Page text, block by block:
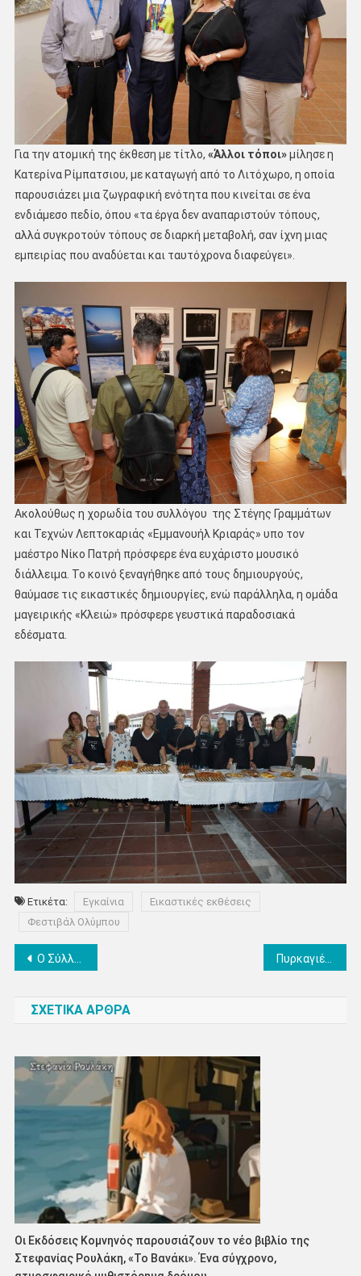
Για την ατομική της έκθεση με τίτλο, «Άλλοι τόποι»μίλησε η
Κατερίνα Ρίμπατσιου, με καταγωγή από το Λιτόχωρο, η οποία
παρουσιάzει μια ζωγραφική ενότητα που κινείται σε ένα
ενδιάμεσο πεδίο, όπου «τα έργα δεν αναπαριστούν τόπους,
αλλά συγκροτούν τόπους σε διαρκή μεταβολή, σαν ίχνη μιας
εμπειρίας που αναδύεται και ταυτόχρονα διαφεύγει».
Ακολούθως η χορωδία του συλλόγου της Στέγης Γραμμάτων
και Τεχνών Λεπτοκαριάς «Εμμανουήλ Κριαράς» υπο τον
μαέστρο Νίκο Πατρή πρόσφερε ένα ευχάριστο μουσικό
διάλλειμα. Το κοινό ξεναγήθηκε από τους δημιουργούς,
θαύμασε τις εικαστικές δημιουργίες, ενώ παράλληλα, η ομάδα
μαγειρικής «Κλειώ» πρόσφερε γευστικά παραδοσιακά
εδέσματα.
Ετικέτα: Εγκαίνια
Εικαστικές εκθέσεις
Φεστιβάλ Ολύμπου
Πλοήγηση
Ο Σύλλογος Καρκινοπαθών Πιερίας στο «3rd Forum on Cancer Policies & Strategies» της ΕΛΛΟΚ
ΣΧΕΤΙΚΑ ΑΡΘΡΑ
Οι Εκδόσεις Κομνηνός παρουσιάζουν το νέο βιβλίο της
Στεφανίας Ρουλάκη, «Το Βανάκι». Ένα σύγχρονο,